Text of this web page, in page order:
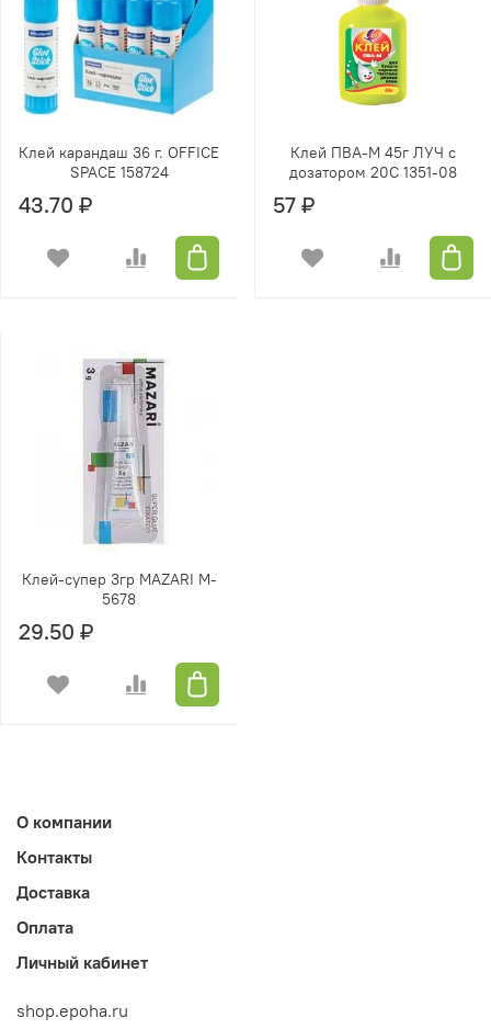
Клей карандаш 36 г. OFFICE
SPACE 158724
43.70 ₽
Клей ПВА-М 45г ЛУЧ с
дозатором 20С 1351-08
57 ₽
Клей-супер 3гр MAZARI M-
5678
29.50 ₽
О компании
Контакты
Доставка
Оплата
Личный кабинет
shop.epoha.ru